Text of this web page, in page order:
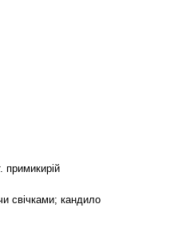
примикирій
свічками; кандило